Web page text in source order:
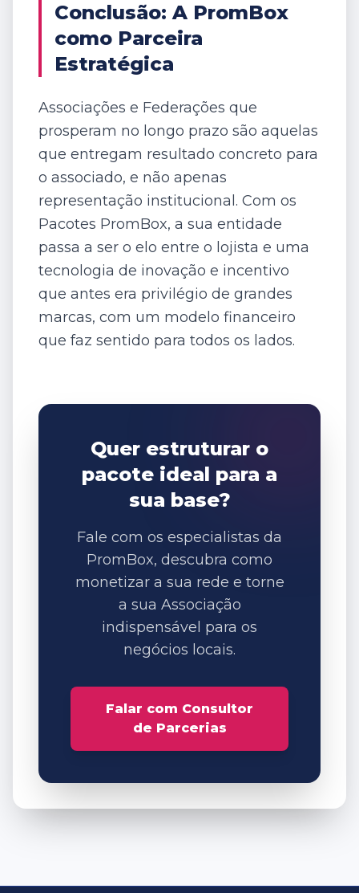
Conclusão: A PromBox
como Parceira
Estratégica
Associações e Federações que
prosperam no longo prazo são aquelas
que entregam resultado concreto para
o associado, e não apenas
representação institucional. Com os
Pacotes PromBox, a sua entidade
passa a ser o elo entre o lojista e uma
tecnologia de inovação e incentivo
que antes era privilégio de grandes
marcas, com um modelo financeiro
que faz sentido para todos os lados.
Quer estruturar o
pacote ideal para a
sua base?
Fale com os especialistas da
PromBox, descubra como
monetizar a sua rede e torne
a sua Associação
indispensável para os
negócios locais.
Falar com Consultor
de Parcerias